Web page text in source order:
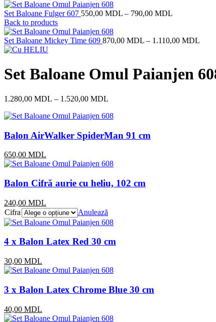
Set Baloane Fulger 607 550,00 MDL – 790,00 MDL
Back to products
Set Baloane Mickey Time 609 870,00 MDL – 1.110,00 MDL
Set Baloane Omul Paianjen
1.280,00 MDL – 1.520,00 MDL
Balon AirWalker SpiderMan 91 cm
650,00 MDL
Balon Cifră aurie cu heliu, 102 cm
240,00 MDL
Cifra
Anulează
4 x Balon Latex Red 30 cm
30,00 MDL
3 x Balon Latex Chrome Blue 30 cm
40,00 MDL